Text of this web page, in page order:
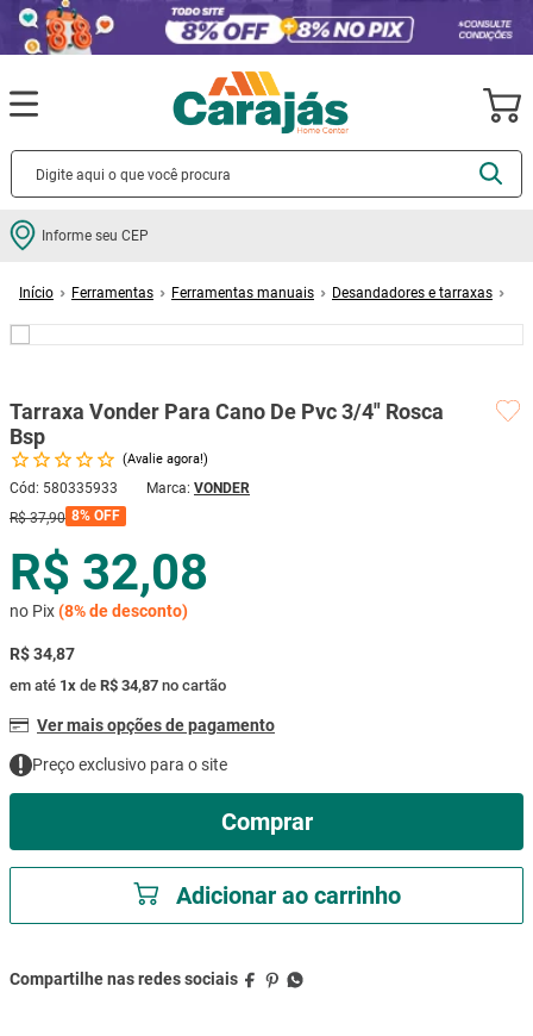
Informe seu CEP
Ferramentas Ferramentas manuais
Desandadores e tarraxas
Tarraxa Vonder Para Cano De Pvc 3/4" Rosca
Bsp
Avalie agora!
Cód: 580335933
VONDER
R$ 37,90 8% OFF
R$ 32,08
no Pix(8%de desconto)
R$ 34,87
em até 1x de R$ 34,87 no cartão
Ver mais opções de pagamento
Preço exclusivo para o site
Comprar
Adicionar ao carrinho
Termos mais buscados
2º porcelanato
5 º porta
6º vaso sanitário
7 º tinta
8º cadeira
9 º mesa
º ar condicionado